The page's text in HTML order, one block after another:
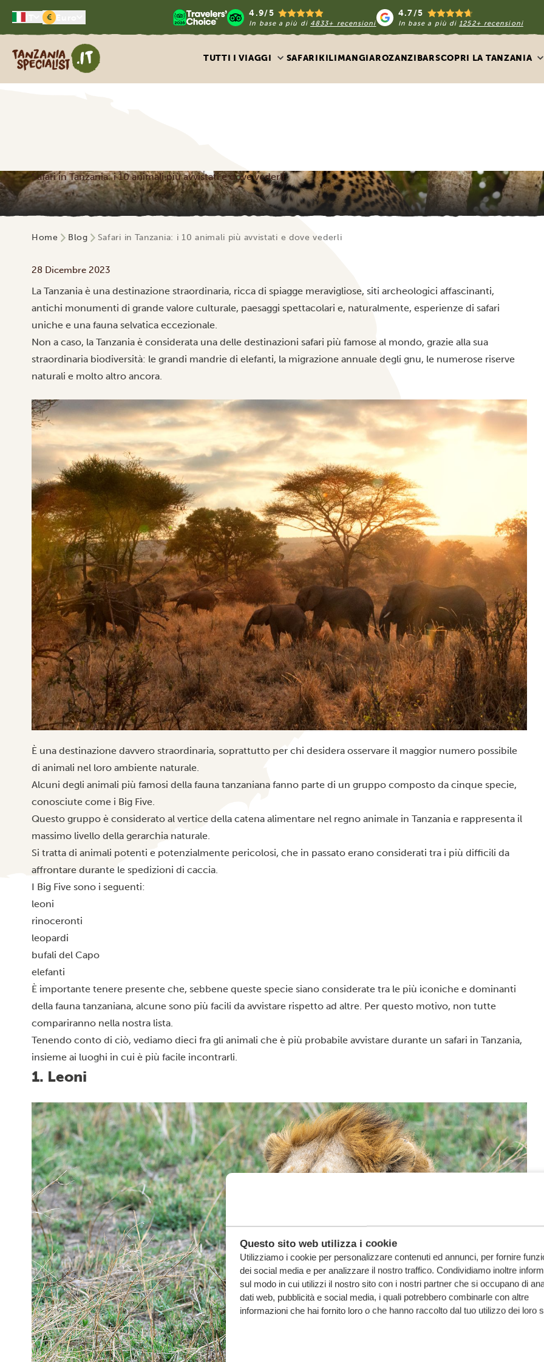
Questo sito web utilizza i cookie
Utilizziamo i cookie per personalizzare contenuti ed annunci, per fornire
dei social media e per analizzare il nostro traffico. Condividiamo inoltre
sul modo in cui utilizzi il nostro sito con i nostri partner che si occupano di
dati web, pubblicità e social media, i quali potrebbero combinarle con altre
informazioni che hai fornito loro o che hanno raccolto dal tuo utilizzo dei loro
€ 4.9/5
In base a più di 4833+ recensioni
4.7/5
In base a più di1252+ recensioni
Tanzania Specialist
TUTTI I VIAGGI SAFARIKILIMANGIAROZANZIBARSCOPRI LA TANZANIA
Safari in Tanzania: i 10 animali più avvistati e dove vederli
Home Blog Safari in Tanzania: i 10 animali più avvistati e dove vederli
28 Dicembre 2023
La Tanzania è una destinazione straordinaria, ricca di spiagge meravigliose, siti archeologici affascinanti,
antichi monumenti di grande valore culturale, paesaggi spettacolari e, naturalmente, esperienze di safari
uniche e una fauna selvatica eccezionale.
Non a caso, la Tanzania è considerata una delle destinazioni safari più famose al mondo, grazie alla sua
straordinaria biodiversità: le grandi mandrie di elefanti, la migrazione annuale degli gnu, le numerose riserve
naturali e molto altro ancora.
È una destinazione davvero straordinaria, soprattutto per chi desidera osservare il maggior numero possibile
di animali nel loro ambiente naturale.
Alcuni degli animali più famosi della fauna tanzaniana fanno parte di un gruppo composto da cinque specie,
conosciute come i Big Five.
Questo gruppo è considerato al vertice della catena alimentare nel regno animale in Tanzania e rappresenta il
massimo livello della gerarchia naturale.
Si tratta di animali potenti e potenzialmente pericolosi, che in passato erano considerati tra i più difficili da
affrontare durante le spedizioni di caccia.
I Big Five sono i seguenti:
leoni
rinoceronti
leopardi
bufali del Capo
elefanti
È importante tenere presente che, sebbene queste specie siano considerate tra le più iconiche e dominanti
della fauna tanzaniana, alcune sono più facili da avvistare rispetto ad altre. Per questo motivo, non tutte
compariranno nella nostra lista.
Tenendo conto di ciò, vediamo dieci fra gli animali che è più probabile avvistare durante un safari in Tanzania,
insieme ai luoghi in cui è più facile incontrarli.
1. Leoni